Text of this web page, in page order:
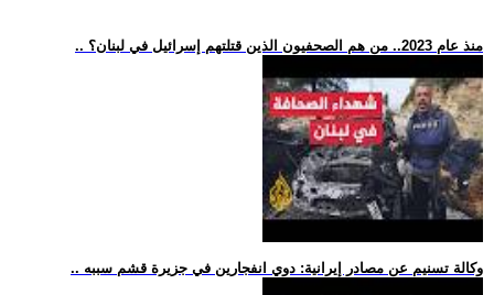
.. منذ عام 2023.. من هم الصحفيون الذين قتلتهم إسرائيل في لبنان؟
.. وكالة تسنيم عن مصادر إيرانية: دوي انفجارين في جزيرة قشم سببه